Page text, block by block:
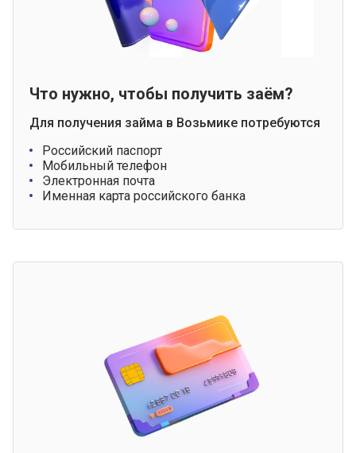
Что нужно, чтобы получить заём?
Для получения займа в Возьмике потребуются
Российский паспорт
Мобильный телефон
Электронная почта
Именная карта российского банка